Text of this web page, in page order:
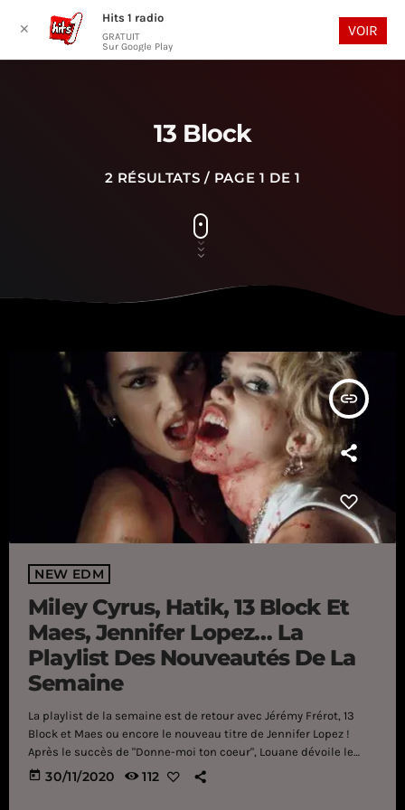
play_arrow
13 Block
2 RÉSULTATS / PAGE 1 DE 1
insert_link
NEW EDM
Miley Cyrus, Hatik, 13 Block Et
Maes, Jennifer Lopez… La
Playlist Des Nouveautés De La
Semaine
La playlist de la semaine est de retour avec Jérémy Frérot, 13
Block et Maes ou encore le nouveau titre de Jennifer Lopez !
Après le succès de "Donne-moi ton coeur", Louane dévoile le
clip de "Désolée" et ça va vous plaire... Un peu comme cette
toute nouvelle playlist de la semaine ! Eh oui, il y a du bon, du
today 30/11/2020 112
✕
Hits 1 radio
GRATUIT
Sur Google Play
VOIR